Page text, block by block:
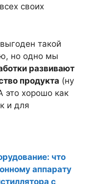
своих
такой
но одно мы
развивают
продукта (ну
это хорошо как
и для
что
аппарату
с